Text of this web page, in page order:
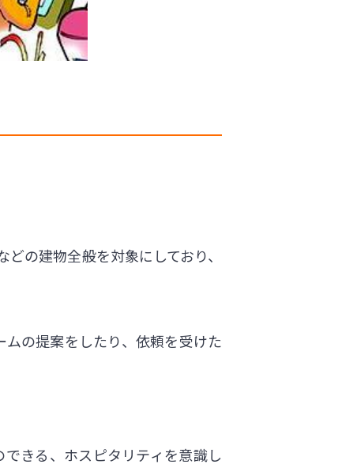
の建物全般を対象にしており、
の提案をしたり、依頼を受けた
きる、ホスピタリティを意識し